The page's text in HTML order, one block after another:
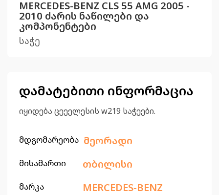
MERCEDES-BENZ CLS 55 AMG 2005 -
2010 ძარის ნაწილები და
კომპონენტები
საჭე
დამატებითი ინფორმაცია
იყიდება ცეეელესის w219 საჭეები.
მდგომარეობა მეორადი
მისამართი თბილისი
მარკა MERCEDES-BENZ